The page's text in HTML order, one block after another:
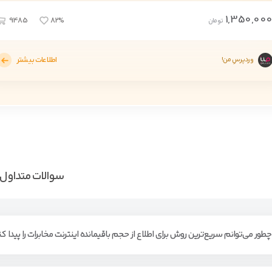
تومان 82%
9485
وردپرسِ من! اطلاعات بیشتر
سوالات متداول
چطور می‌توانم سریع‌ترین روش برای اطلاع از حجم باقیمانده اینترنت مخابرات را پیدا